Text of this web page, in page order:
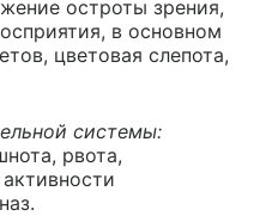
остроты зрения,
в основном
цветовая слепота,
системы:
рвота,